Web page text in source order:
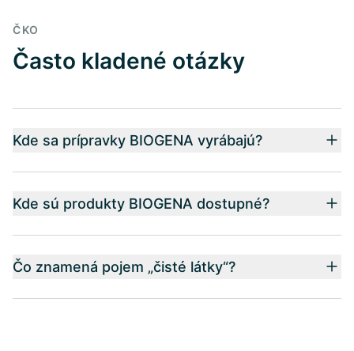
ČKO
Často kladené otázky
Kde sa prípravky BIOGENA vyrábajú?
Kde sú produkty BIOGENA dostupné?
Čo znamená pojem „čisté látky“?